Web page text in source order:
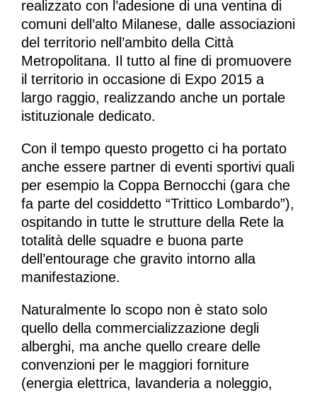
realizzato con l’adesione di una ventina di
comuni dell’alto Milanese, dalle associazioni
del territorio nell’ambito della Città
Metropolitana. Il tutto al fine di promuovere
il territorio in occasione di Expo 2015 a
largo raggio, realizzando anche un portale
istituzionale dedicato.
Con il tempo questo progetto ci ha portato
anche essere partner di eventi sportivi quali
per esempio la Coppa Bernocchi (gara che
fa parte del cosiddetto “Trittico Lombardo”),
ospitando in tutte le strutture della Rete la
totalità delle squadre e buona parte
dell’entourage che gravito intorno alla
manifestazione.
Naturalmente lo scopo non è stato solo
quello della commercializzazione degli
alberghi, ma anche quello creare delle
convenzioni per le maggiori forniture
(energia elettrica, lavanderia a noleggio,